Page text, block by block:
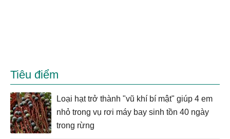
Tiêu điểm
Loại hạt trở thành "vũ khí bí mật" giúp 4 em
nhỏ trong vụ rơi máy bay sinh tồn 40 ngày
trong rừng